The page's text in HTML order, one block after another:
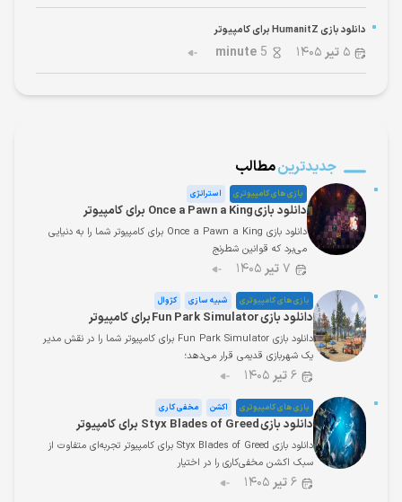
دانلود بازی HumanitZ برای کامپیوتر
۵ تیر ۱۴۰۵ 5
minute
جدیدترینمطالب
بازی های کامپیوتری استراتژی
دانلود بازی Once a Pawn a King برای کامپیوتر
دانلود بازی Once a Pawn a King برای کامپیوتر شما را به دنیایی
می‌برد که قوانین شطرنج
۷ تیر ۱۴۰۵
بازی های کامپیوتری شبیه سازی کژوال
دانلود بازی Fun Park Simulator برای کامپیوتر
دانلود بازی Fun Park Simulator برای کامپیوتر شما را در نقش مدیر
یک شهربازی قدیمی قرار می‌دهد؛
۶تیر ۱۴۰۵
بازی های کامپیوتری اکشن مخفی کاری
دانلود بازی Styx Blades of Greed برای کامپیوتر
دانلود بازی Styx Blades of Greed برای کامپیوتر تجربه‌ای متفاوت از
سبک اکشن مخفی‌کاری را در اختیار
۶تیر ۱۴۰۵